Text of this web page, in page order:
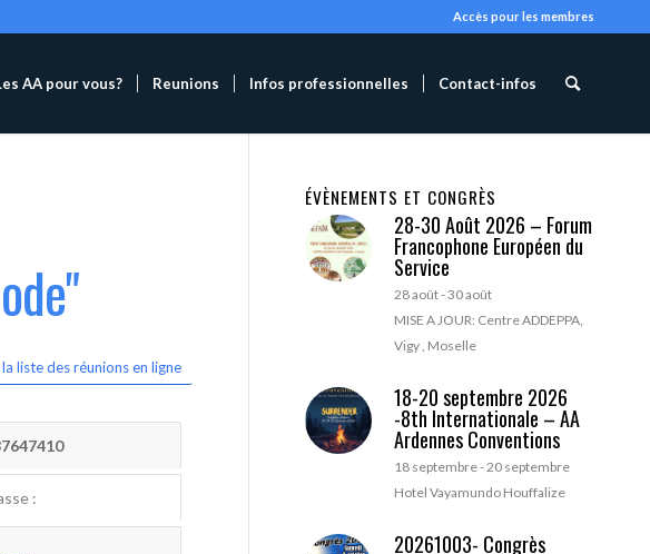
Accès pour les membres
AA pour vous? Reunions Infos professionnelles Contact-infos
liste des réunions en ligne
:
ÉVÈNEMENTS ET CONGRÈS
28-30 Août 2026 – Forum
Francophone Européen du
Service
28 août-30 août
MISE A JOUR: Centre ADDEPPA,
Vigy , Moselle
18-20 septembre 2026
-8th Internationale – AA
Ardennes Conventions
18 septembre-20 septembre
Hotel Vayamundo Houffalize
20261003- Congrès